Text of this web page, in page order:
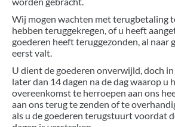
Wij mogen wachten met terugbetaling
hebben teruggekregen, of u heeft
goederen heeft teruggezonden, al naar
eerst valt.
U dient de goederen onverwijld, doch
later dan 14 dagen na de dag waarop u
overeenkomst te herroepen aan ons
aan ons terug te zenden of te
als u de goederen terugstuurt voordat